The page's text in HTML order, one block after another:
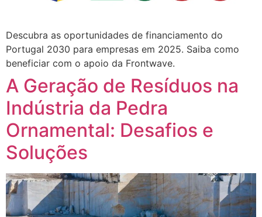
Descubra as oportunidades de financiamento do
Portugal 2030 para empresas em 2025. Saiba como
beneficiar com o apoio da Frontwave.
A Geração de Resíduos na
Indústria da Pedra
Ornamental: Desafios e
Soluções